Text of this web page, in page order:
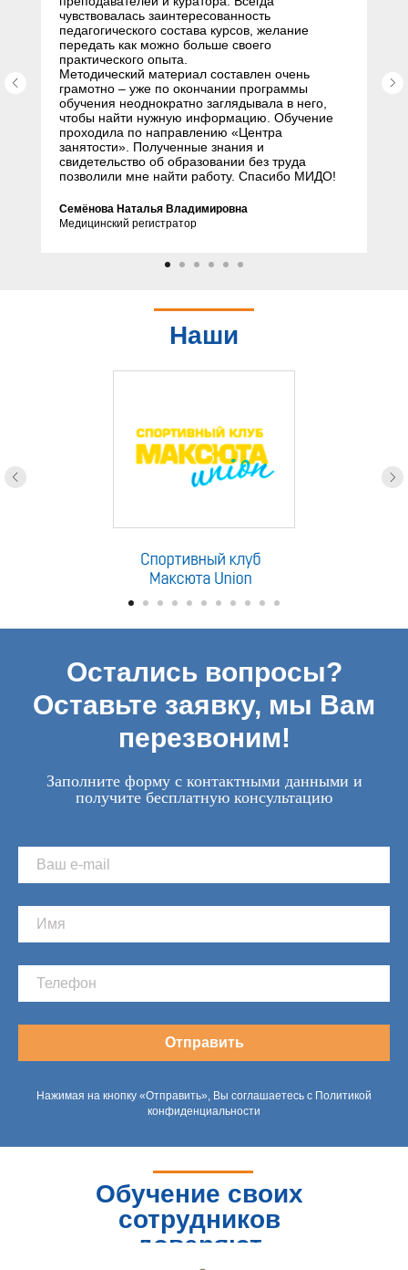
чувствовалась заинтересованность
педагогического состава курсов, желание
передать как можно больше своего
практического опыта.
Методический материал составлен очень
грамотно – уже по окончании программы
обучения неоднократно заглядывала в него,
чтобы найти нужную информацию. Обучение
проходила по направлению «Центра
занятости». Полученные знания и
свидетельство об образовании без труда
позволили мне найти работу. Спасибо МИДО!
Семёнова Наталья Владимировна
Медицинский регистратор
Наши
Остались вопросы?
Оставьте заявку, мы Вам
перезвоним!
Заполните форму с контактными данными и
получите бесплатную консультацию
Отправить
Нажимая на кнопку «Отправить», Вы соглашаетесь с Политикой
конфиденциальности
Обучение своих
сотрудников
доверяют